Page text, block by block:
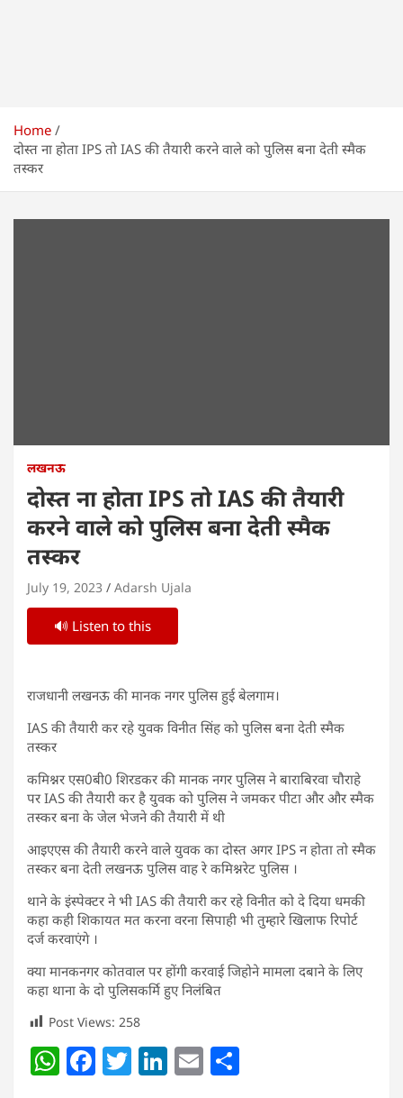
Home
दोस्त ना होता IPS तो IAS की तैयारी करने वाले को पुलिस बना देती स्मैक
तस्कर
लखनऊ
दोस्त ना होता IPS तो IAS की तैयारी
करने वाले को पुलिस बना देती स्मैक
तस्कर
July 19, 2023 Adarsh Ujala
🔊 Listen to this
राजधानी लखनऊ की मानक नगर पुलिस हुई बेलगाम।
IAS की तैयारी कर रहे युवक विनीत सिंह को पुलिस बना देती स्मैक
तस्कर
कमिश्नर एस0बी0 शिरडकर की मानक नगर पुलिस ने बाराबिरवा चौराहे
पर IAS की तैयारी कर है युवक को पुलिस ने जमकर पीटा और और स्मैक
तस्कर बना के जेल भेजने की तैयारी में थी
आइएएस की तैयारी करने वाले युवक का दोस्त अगर IPS न होता तो स्मैक
तस्कर बना देती लखनऊ पुलिस वाह रे कमिश्नरेट पुलिस ।
थाने के इंस्पेक्टर ने भी IAS की तैयारी कर रहे विनीत को दे दिया धमकी
कहा कही शिकायत मत करना वरना सिपाही भी तुम्हारे खिलाफ रिपोर्ट
दर्ज करवाएंगे ।
क्या मानकनगर कोतवाल पर होंगी करवाई जिहोने मामला दबाने के लिए
कहा थाना के दो पुलिसकर्मि हुए निलंबित
Post Views: 258
W F T Li E